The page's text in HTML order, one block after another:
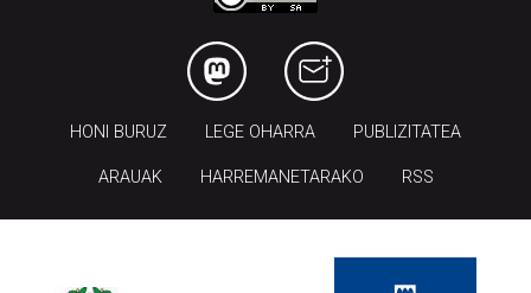
HONI BURUZ LEGE OHARRA PUBLIZITATEA
ARAUAK HARREMANETARAKO RSS